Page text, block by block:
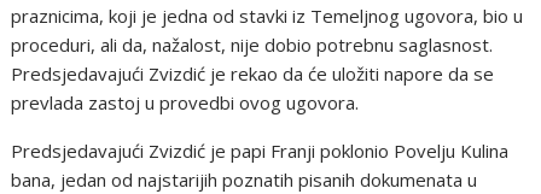
praznicima, koji je jedna od stavki iz Temeljnog ugovora, bio u
proceduri, ali da, nažalost, nije dobio potrebnu saglasnost.
Predsjedavajući Zvizdić je rekao da će uložiti napore da se
prevlada zastoj u provedbi ovog ugovora.
Predsjedavajući Zvizdić je papi Franji poklonio Povelju Kulina
bana, jedan od najstarijih poznatih pisanih dokumenata u